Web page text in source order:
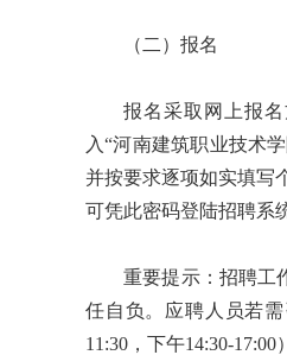
（二）报名
报名采取网上报名
入“河南建筑职业技术
并按要求逐项如实填写
可凭此密码登陆招聘系
重要提示：招聘工
任自负。应聘人员若
11:30，下午14:30-17:00